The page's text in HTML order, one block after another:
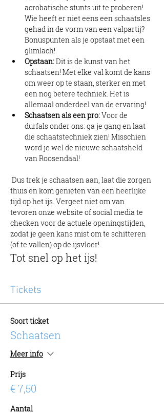
acrobatische stunts uit te proberen!
Wie heeft er niet eens een schaatsles
gehad in de vorm van een valpartij?
Bonuspunten als je opstaat met een
glimlach!
Opstaan: Dit is de kunst van het
schaatsen! Met elke val komt de kans
om weer op te staan, sterker en met
een nog betere techniek. Het is
allemaal onderdeel van de ervaring!
Schaatsen als een pro: Voor de
durfals onder ons: ga je gang en laat
die schaatstechniek zien! Misschien
word je wel de nieuwe schaatsheld
van Roosendaal!
thuis en kom genieten van een heerlijke
tijd op het ijs. Vergeet niet om van
tevoren onze website of social media te
checken voor de actuele openingstijden,
zodat je geen kans mist om te schitteren
(of te vallen) op de ijsvloer!
Tot snel op het ijs!
Tickets
Soort ticket
Schaatsen
Meer info
Prijs
€ 7,50
Aantal